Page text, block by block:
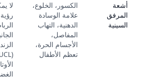
أشعة
المرفق
السينية
الكسور، الخلوع،
علامة الوسادة
الدهنية، التهاب
المفاصل،
الأجسام الحرة،
تعظم الأطفال
لا
رؤية